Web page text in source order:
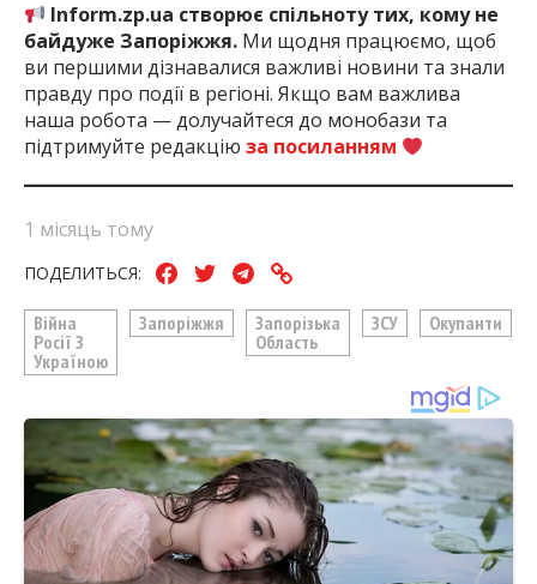
Inform.zp.ua створює спільноту тих, кому не
байдуже Запоріжжя. Ми щодня працюємо, щоб
ви першими дізнавалися важливі новини та знали
правду про події в регіоні. Якщо вам важлива
наша робота — долучайтеся до монобази та
підтримуйте редакцію за посиланням
1 місяць тому
ПОДЕЛИТЬСЯ:
Війна
Росії З
Україною
Запоріжжя
Запорізька
Область
ЗСУ Окупанти